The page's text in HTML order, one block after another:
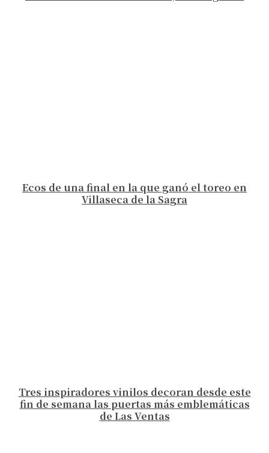
Ecos de una final en la que ganó el toreo en
Villaseca de la Sagra
Tres inspiradores vinilos decoran desde este
fin de semana las puertas más emblemáticas
de Las Ventas